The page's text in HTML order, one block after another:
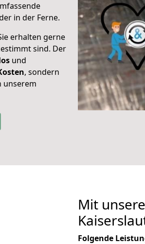
in der Ferne.
erhalten gerne
sind. Der
und
, sondern
unserem
Mit
Folgende